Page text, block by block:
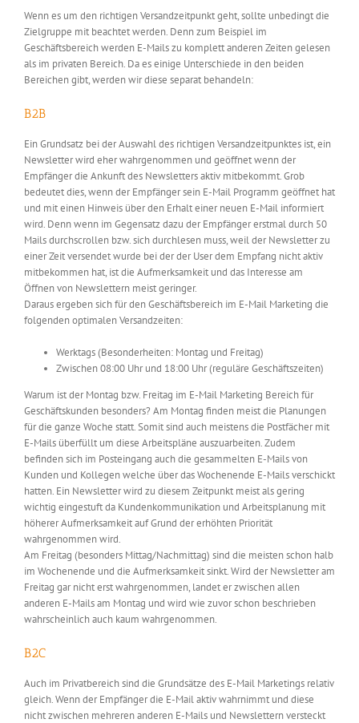
Wenn es um den richtigen Versandzeitpunkt geht, sollte unbedingt die
Zielgruppe mit beachtet werden. Denn zum Beispiel im
Geschäftsbereich werden E-Mails zu komplett anderen Zeiten gelesen
als im privaten Bereich. Da es einige Unterschiede in den beiden
Bereichen gibt, werden wir diese separat behandeln:
B2B
Ein Grundsatz bei der Auswahl des richtigen Versandzeitpunktes ist, ein
Newsletter wird eher wahrgenommen und geöffnet wenn der
Empfänger die Ankunft des Newsletters aktiv mitbekommt. Grob
bedeutet dies, wenn der Empfänger sein E-Mail Programm geöffnet hat
und mit einen Hinweis über den Erhalt einer neuen E-Mail informiert
wird. Denn wenn im Gegensatz dazu der Empfänger erstmal durch 50
Mails durchscrollen bzw. sich durchlesen muss, weil der Newsletter zu
einer Zeit versendet wurde bei der der User dem Empfang nicht aktiv
mitbekommen hat, ist die Aufmerksamkeit und das Interesse am
Öffnen von Newslettern meist geringer.
Daraus ergeben sich für den Geschäftsbereich im E-Mail Marketing die
folgenden optimalen Versandzeiten:
Werktags (Besonderheiten: Montag und Freitag)
Zwischen 08:00 Uhr und 18:00 Uhr (reguläre Geschäftszeiten)
Warum ist der Montag bzw. Freitag im E-Mail Marketing Bereich für
Geschäftskunden besonders? Am Montag finden meist die Planungen
für die ganze Woche statt. Somit sind auch meistens die Postfächer mit
E-Mails überfüllt um diese Arbeitspläne auszuarbeiten. Zudem
befinden sich im Posteingang auch die gesammelten E-Mails von
Kunden und Kollegen welche über das Wochenende E-Mails verschickt
hatten. Ein Newsletter wird zu diesem Zeitpunkt meist als gering
wichtig eingestuft da Kundenkommunikation und Arbeitsplanung mit
höherer Aufmerksamkeit auf Grund der erhöhten Priorität
wahrgenommen wird.
Am Freitag (besonders Mittag/Nachmittag) sind die meisten schon halb
im Wochenende und die Aufmerksamkeit sinkt. Wird der Newsletter am
Freitag gar nicht erst wahrgenommen, landet er zwischen allen
anderen E-Mails am Montag und wird wie zuvor schon beschrieben
wahrscheinlich auch kaum wahrgenommen.
B2C
Auch im Privatbereich sind die Grundsätze des E-Mail Marketings relativ
gleich. Wenn der Empfänger die E-Mail aktiv wahrnimmt und diese
nicht zwischen mehreren anderen E-Mails und Newslettern versteckt